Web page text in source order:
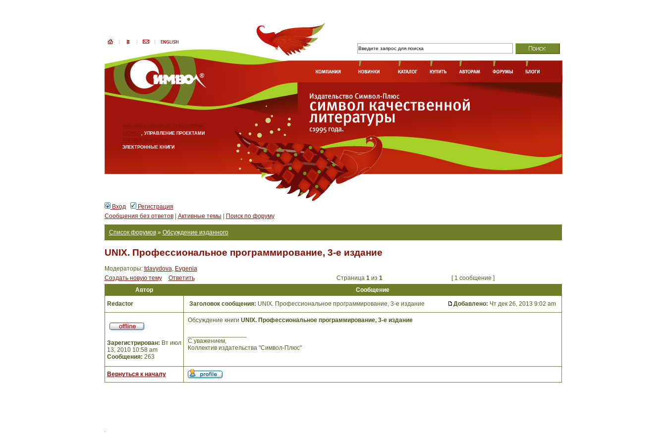
ИНФОРМАЦИОННЫЕ ТЕХНОЛОГИИ
БИЗНЕС, УПРАВЛЕНИЕ ПРОЕКТАМИ
АНГЛИЙСКИЙ ЯЗЫК
ЭЛЕКТРОННЫЕ КНИГИ
Вход
Регистрация
Сообщения без ответов| Активные темы Поиск по форуму
Список форумов» Обсуждение изданного
UNIX. Профессиональное программирование, 3-е издание
Модераторы: tdavydova, Evgenia
Создать новую тему
Ответить Страница 1из 1
[ 1 сообщение ]
Автор
Сообщение
Redactor
Заголовок сообщения: UNIX. Профессиональное программирование, 3-е издание Добавлено: Чт дек 26, 2013 9:02 am
Зарегистрирован: Вт июл
13, 2010 10:58 am
Сообщения: 263
Обсуждение книги UNIX. Профессиональное программирование, 3-е издание
С уважением,
Коллектив издательства "Символ-Плюс"
Вернуться к началу